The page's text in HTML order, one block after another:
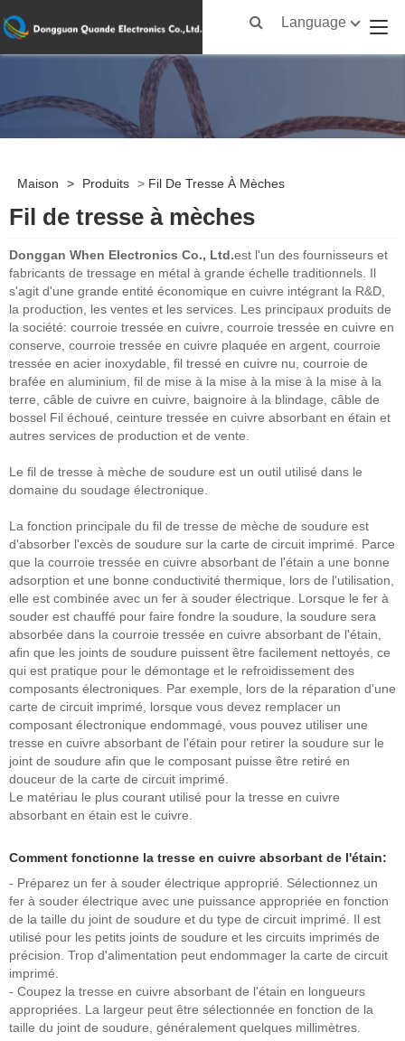
Language
Maison > Produits > Fil De Tresse À Mèches
Fil de tresse à mèches
Donggan When Electronics Co., Ltd.est l'un des fournisseurs et
fabricants de tressage en métal à grande échelle traditionnels. Il
s'agit d'une grande entité économique en cuivre intégrant la R&D,
la production, les ventes et les services. Les principaux produits de
la société: courroie tressée en cuivre, courroie tressée en cuivre en
conserve, courroie tressée en cuivre plaquée en argent, courroie
tressée en acier inoxydable, fil tressé en cuivre nu, courroie de
brafée en aluminium, fil de mise à la mise à la mise à la mise à la
terre, câble de cuivre en cuivre, baignoire à la blindage, câble de
bossel Fil échoué, ceinture tressée en cuivre absorbant en étain et
autres services de production et de vente.
Le fil de tresse à mèche de soudure est un outil utilisé dans le
domaine du soudage électronique.
La fonction principale du fil de tresse de mèche de soudure est
d'absorber l'excès de soudure sur la carte de circuit imprimé. Parce
que la courroie tressée en cuivre absorbant de l'étain a une bonne
adsorption et une bonne conductivité thermique, lors de l'utilisation,
elle est combinée avec un fer à souder électrique. Lorsque le fer à
souder est chauffé pour faire fondre la soudure, la soudure sera
absorbée dans la courroie tressée en cuivre absorbant de l'étain,
afin que les joints de soudure puissent être facilement nettoyés, ce
qui est pratique pour le démontage et le refroidissement des
composants électroniques. Par exemple, lors de la réparation d'une
carte de circuit imprimé, lorsque vous devez remplacer un
composant électronique endommagé, vous pouvez utiliser une
tresse en cuivre absorbant de l'étain pour retirer la soudure sur le
joint de soudure afin que le composant puisse être retiré en
douceur de la carte de circuit imprimé.
Le matériau le plus courant utilisé pour la tresse en cuivre
absorbant en étain est le cuivre.
Comment fonctionne la tresse en cuivre absorbant de l'étain:
- Préparez un fer à souder électrique approprié. Sélectionnez un
fer à souder électrique avec une puissance appropriée en fonction
de la taille du joint de soudure et du type de circuit imprimé. Il est
utilisé pour les petits joints de soudure et les circuits imprimés de
précision. Trop d'alimentation peut endommager la carte de circuit
imprimé.
- Coupez la tresse en cuivre absorbant de l'étain en longueurs
appropriées. La largeur peut être sélectionnée en fonction de la
taille du joint de soudure, généralement quelques millimètres.